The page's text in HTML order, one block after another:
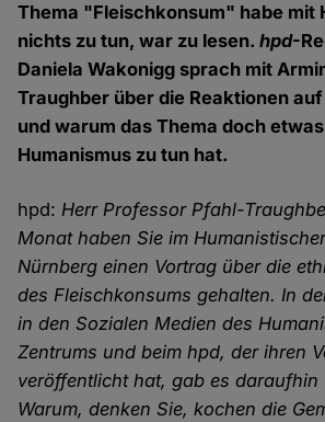
Thema "Fleischkonsum" habe mit
nichts zu tun, war zu lesen.hpd-
Daniela Wakonigg sprach mit
Traughber über die Reaktionen
und warum das Thema doch
Humanismus zu tun hat.
hpd:Herr Professor Pfahl-
Monat haben Sie im
Nürnberg einen Vortrag über die
des Fleischkonsums gehalten. In
in den Sozialen Medien des
Zentrums und beim hpd, der ihren
veröffentlicht hat, gab es daraufhin
Warum, denken Sie, kochen die